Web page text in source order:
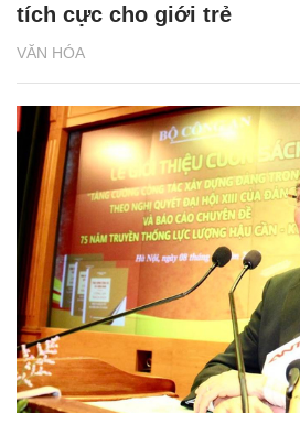
VĂN HÓA
tích cực cho giới trẻ